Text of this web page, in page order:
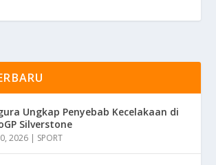
Ungkap Penyebab Kecelakaan di
Silverstone
2026 | SPORT